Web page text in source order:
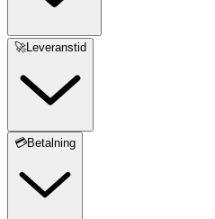
🚀Leveranstid
💳Betalning